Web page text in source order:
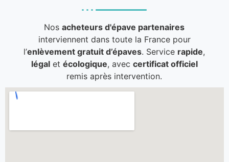
Nosacheteurs d'épave partenaires
interviennent dans toute la France pour
l’enlèvement gratuit d’épaves. Service rapide,
légalet écologique, avec certificat officiel
remis après intervention.